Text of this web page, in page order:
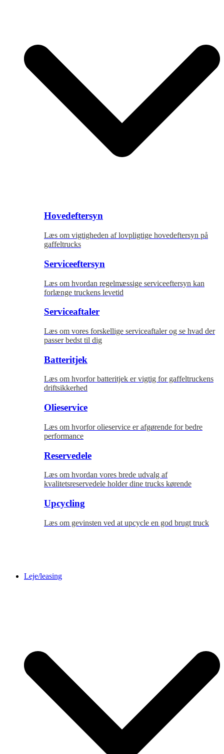
Hovedeftersyn
Læs om vigtigheden af lovpligtige hovedeftersyn på
gaffeltrucks
Serviceeftersyn
Læs om hvordan regelmæssige serviceeftersyn kan
forlænge truckens levetid
Serviceaftaler
Læs om vores forskellige serviceaftaler og se hvad der
passer bedst til dig
Batteritjek
Læs om hvorfor batteritjek er vigtig for gaffeltruckens
driftsikkerhed
Olieservice
Læs om hvorfor olieservice er afgørende for bedre
performance
Reservedele
Læs om hvordan vores brede udvalg af
kvalitetsreservedele holder dine trucks kørende
Upcycling
Læs om gevinsten ved at upcycle en god brugt truck
Leje/leasing